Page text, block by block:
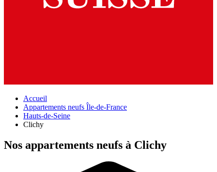
Accueil
Appartements neufs Île-de-France
Hauts-de-Seine
Clichy
Nos appartements neufs à Clichy